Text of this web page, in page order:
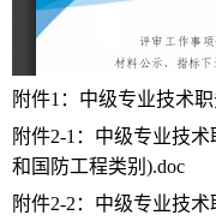
附件1：中级专业技术
附件2-1：中级专业技
和国防工程类别).doc
附件2-2：中级专业技